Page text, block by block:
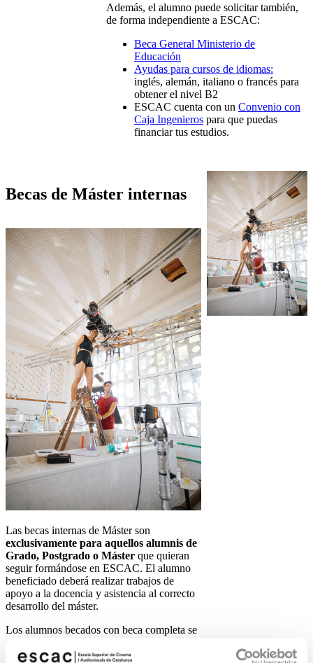
Además, el alumno puede solicitar también,
de forma independiente a ESCAC:
Beca General Ministerio de
Educación
Ayudas para cursos de idiomas:
inglés, alemán, italiano o francés para
obtener el nivel B2
ESCAC cuenta con un Convenio con
Caja Ingenierospara que puedas
financiar tus estudios.
Becas de Máster internas
Las becas internas de Máster son
exclusivamente para aquellos alumnis de
Grado, Postgrado o Máster que quieran
seguir formándose en ESCAC. El alumno
beneficiado deberá realizar trabajos de
apoyo a la docencia y asistencia al correcto
desarrollo del máster.
Los alumnos becados con beca completa se
1.500,00€ en el momento de aceptar la